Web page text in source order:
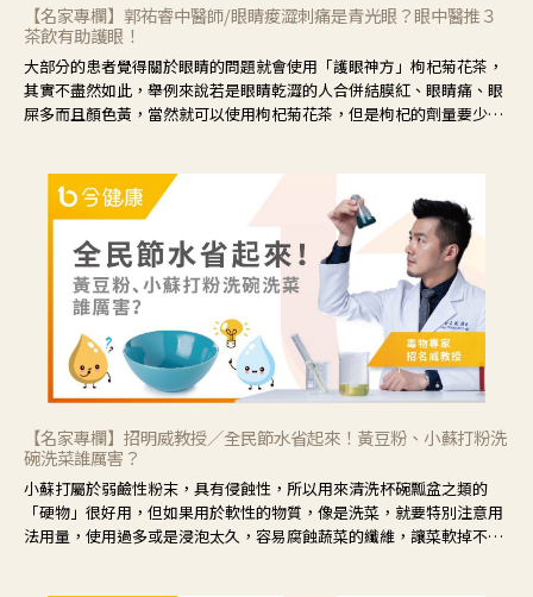
【名家專欄】郭祐睿中醫師/眼睛痠澀刺痛是青光眼？眼中醫推３
茶飲有助護眼！
大部分的患者覺得關於眼睛的問題就會使用「護眼神方」枸杞菊花茶，
其實不盡然如此，舉例來說若是眼睛乾澀的人合併結膜紅、眼睛痛、眼
屎多而且顏色黃，當然就可以使用枸杞菊花茶，但是枸杞的劑量要少，
候就要使用菊花、金銀花來治療；假如單純的眼睛乾澀，結膜沒有紅，
眼睛周圍沒有眼屎，這種情況是屬於「陰虛」，就可以使用枸杞、蓮
藕、麥門冬、山藥等比較滋潤的藥材，效果就更顯著。
【名家專欄】招明威教授／全民節水省起來！黃豆粉、小蘇打粉洗
碗洗菜誰厲害？
小蘇打屬於弱鹼性粉末，具有侵蝕性，所以用來清洗杯碗瓢盆之類的
「硬物」很好用，但如果用於軟性的物質，像是洗菜，就要特別注意用
法用量，使用過多或是浸泡太久，容易腐蝕蔬菜的纖維，讓菜軟掉不清